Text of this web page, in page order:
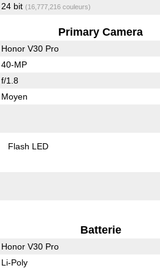
24 bit (16,777,216 couleurs)
Primary Camera
Honor V30 Pro
40-MP
f/1.8
Moyen
Flash LED
Batterie
Honor V30 Pro
Li-Poly